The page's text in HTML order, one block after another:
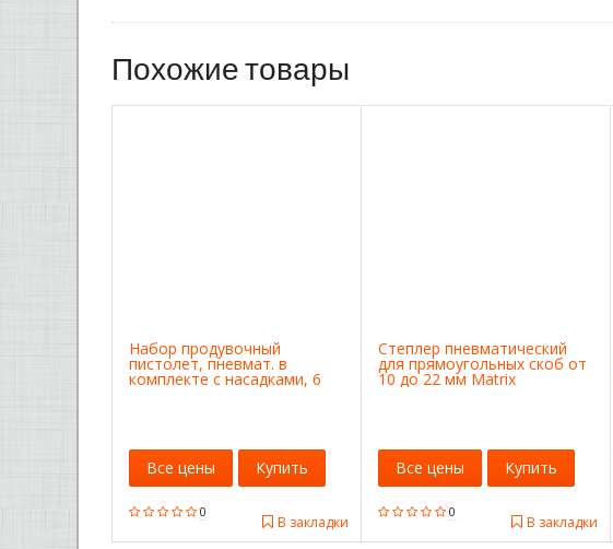
Похожие товары
Набор продувочный
пистолет, пневмат. в
комплекте с насадками, 6
0
В закладки
Все цены Купить
Степлер пневматический
для прямоугольных скоб от
10 до 22 мм Matrix
0
В закладки
Все цены Купить